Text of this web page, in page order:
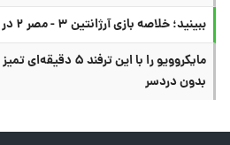
ببینید؛ خلاصه بازی آرژانتین ۳ - مصر ۲ در جام جهانی
مایکروویو را با این
بدون دردسر